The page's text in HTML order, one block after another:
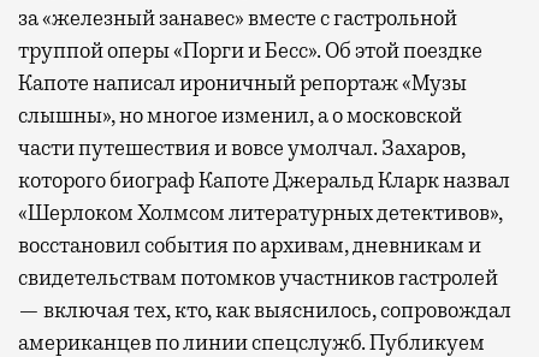
за «железный занавес» вместе с гастрольной
труппой оперы «Порги и Бесс». Об этой поездке
Капоте написал ироничный репортаж «Музы
слышны», но многое изменил, а о московской
части путешествия и вовсе умолчал. Захаров,
которого биограф Капоте Джеральд Кларк назвал
«Шерлоком Холмсом литературных детективов»,
восстановил события по архивам, дневникам и
свидетельствам потомков участников гастролей
— включая тех, кто, как выяснилось, сопровождал
американцев по линии спецслужб. Публикуем